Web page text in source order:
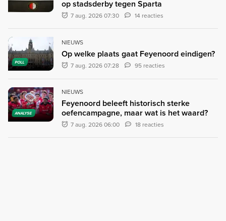
op stadsderby tegen Sparta
7 aug. 2026 07:30 14 reacties
POLL
NIEUWS
Op welke plaats gaat Feyenoord eindigen?
7 aug. 2026 07:28 95 reacties
ANALYSE
NIEUWS
Feyenoord beleeft historisch sterke
oefencampagne, maar wat is het waard?
7 aug. 2026 06:00 18 reacties